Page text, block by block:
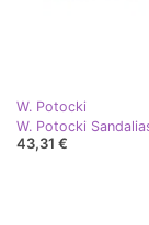
W. Potocki
W. Potocki
43,31 €